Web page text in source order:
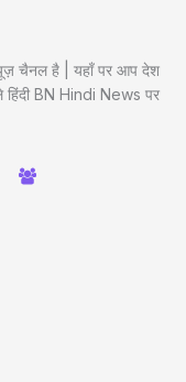
चैनल है | यहाँ पर आप देश
BN Hindi News पर